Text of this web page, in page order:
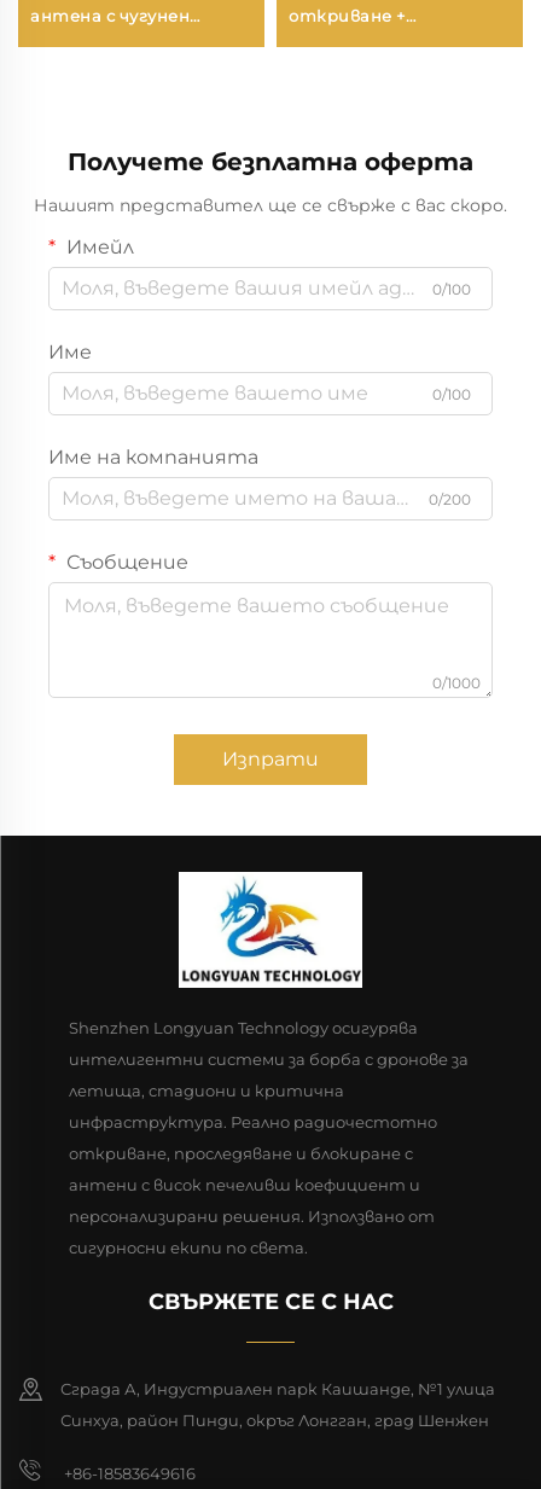
антена с чугунен
откриване +
Получете безплатна оферта
Нашият представител ще се свърже с вас скоро.
Имейл
0/100
Име
0/100
Име на компанията
0/200
Съобщение
0/1000
Изпрати
Shenzhen Longyuan Technology осигурява
интелигентни системи за борба с дронове за
летища, стадиони и критична
инфраструктура. Реално радиочестотно
откриване, проследяване и блокиране с
антени с висок печеливш коефициент и
персонализирани решения. Използвано от
сигурносни екипи по света.
СВЪРЖЕТЕ СЕ С НАС
Сграда А, Индустриален парк Каишанде, №1 улица
Синхуа, район Пинди, окръг Лонгган, град Шенжен
+86-18583649616